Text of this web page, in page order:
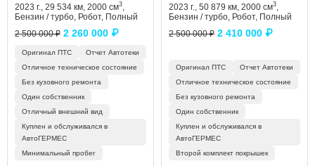
2023 г., 29 534 км, 2000 см3,
Бензин / турбо, Робот, Полный
2 500 000 ₽ 2 260 000 ₽
Оригинал ПТС
Отчет Автотеки
Отличное техническое состояние
Без кузовного ремонта
Один собственник
Отличный внешний вид
Куплен и обслуживался в
АвтоГЕРМЕС
Минимальный пробег
2023 г., 50 879 км, 2000 см3,
Бензин / турбо, Робот, Полный
2 500 000 ₽ 2 410 000 ₽
Оригинал ПТС
Отчет Автотеки
Отличное техническое состояние
Без кузовного ремонта
Один собственник
Куплен и обслуживался в
АвтоГЕРМЕС
Второй комплект покрышек